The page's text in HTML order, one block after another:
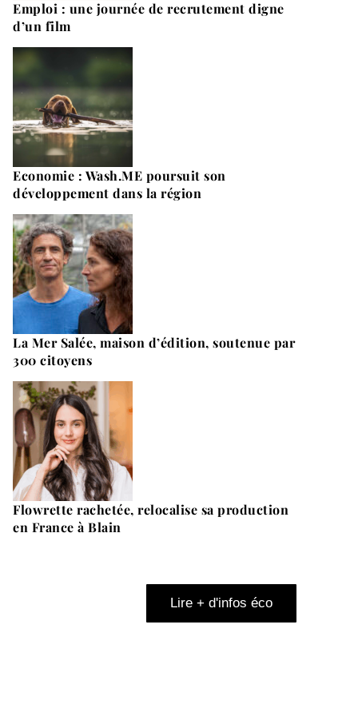
Emploi : une journée de recrutement digne
d’un film
Economie : Wash.ME poursuit son
développement dans la région
La Mer Salée, maison d’édition, soutenue par
300 citoyens
Flowrette rachetée, relocalise sa production
en France à Blain
Lire + d'infos éco